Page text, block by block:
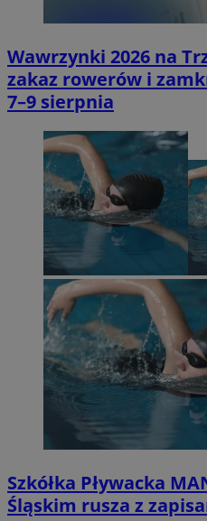
Wawrzynki 2026 na
zakaz rowerów i
7–9 sierpnia
Szkółka Pływacka
Śląskim rusza z